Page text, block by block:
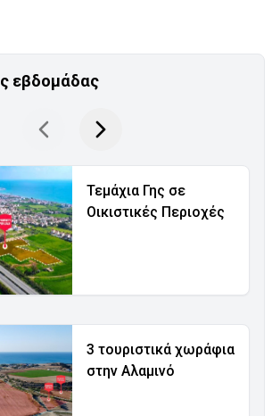
εβδομάδας
Τεμάχια Γης σε
Οικιστικές Περιοχές
3 τουριστικά χωράφια
στην Αλαμινό